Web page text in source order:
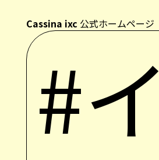
Cassina ixc 公式ホームページ
#イ